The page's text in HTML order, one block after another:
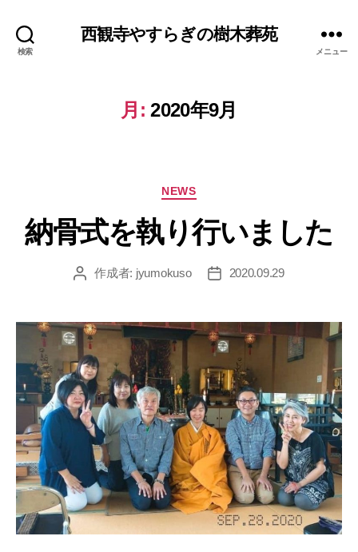
検索
西観寺やすらぎの樹木葬苑
メニュー
月: 2020年9月
テ
ゴ
ー
NEWS
納骨式を執り行いました
投 作成者: jyumokuso
投
2020.09.29